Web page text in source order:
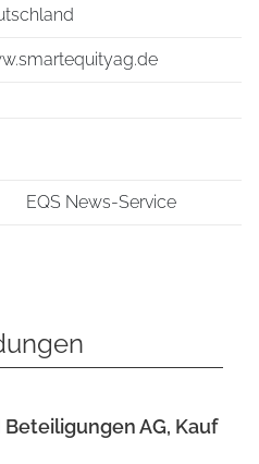
EQS News-Service
Beteiligungen AG, Kauf